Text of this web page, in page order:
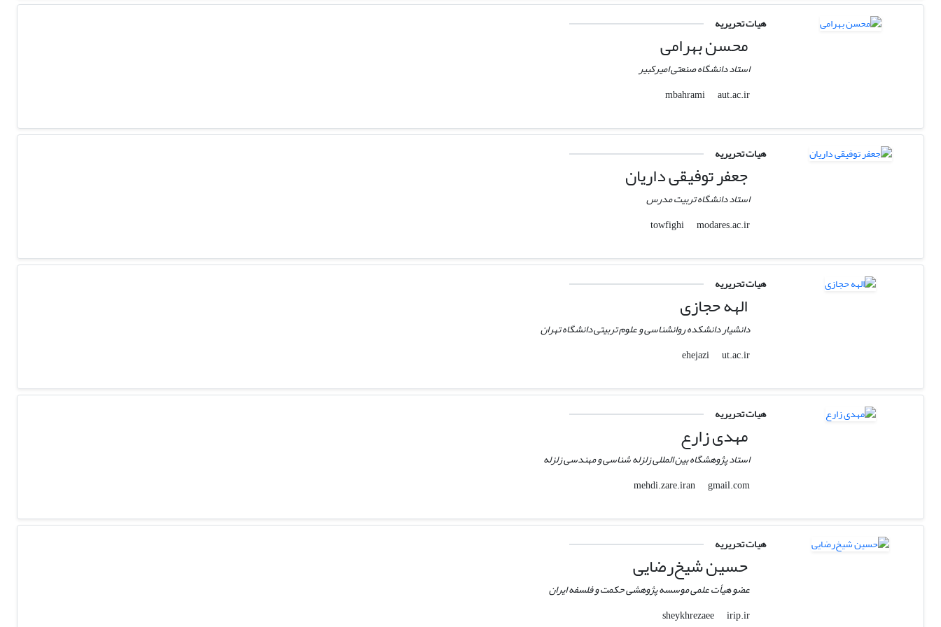
هیات تحریریه
محسن بهرامی
استاد دانشگاه صنعتی امیرکبیر
mbahrami
aut.ac.ir
هیات تحریریه
جعفر توفیقی داریان
استاد دانشگاه تربیت مدرس
towfighi
modares.ac.ir
هیات تحریریه
الهه حجازی
دانشیار دانشکده روانشناسی و علوم تربیتی دانشگاه تهران
ehejazi
ut.ac.ir
هیات تحریریه
مهدی زارع
استاد پژوهشگاه بین المللی زلزله شناسی و مهندسی زلزله
mehdi.zare.iran
gmail.com
هیات تحریریه
حسین شیخ‌رضایی
عضو هیأت علمی موسسه پژوهشی حکمت و فلسفه ایران
sheykhrezaee
irip.ir